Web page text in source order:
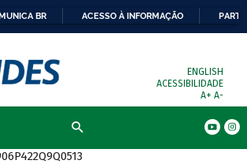
BR ACESSO À INFORMAÇÃO
ENGLISH
ACESSIBILIDADE
A+ A-